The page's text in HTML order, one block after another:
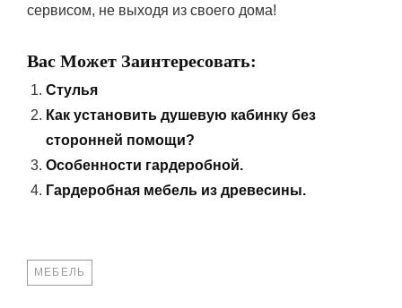
сервисом, не выходя из своего дома!
Вас Может Заинтересовать:
Стулья
Как установить душевую кабинку без
сторонней помощи?
Особенности гардеробной.
Гардеробная мебель из древесины.
TAGS
МЕБЕЛЬ